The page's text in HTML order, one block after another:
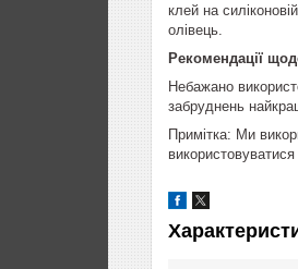
клей на
олівець.
Рекомендації
Небажано
забруднень
Примітка: Ми